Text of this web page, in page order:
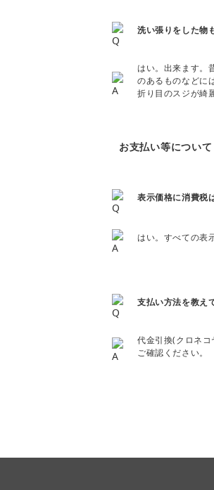
洗い張りをした物
はい。出来ます。
のあるものなどに
折り目のスジが綺
お支払い等について
表示価格に消費税
はい。すべての表
支払い方法を教え
代金引換(クロネ
ご確認ください。